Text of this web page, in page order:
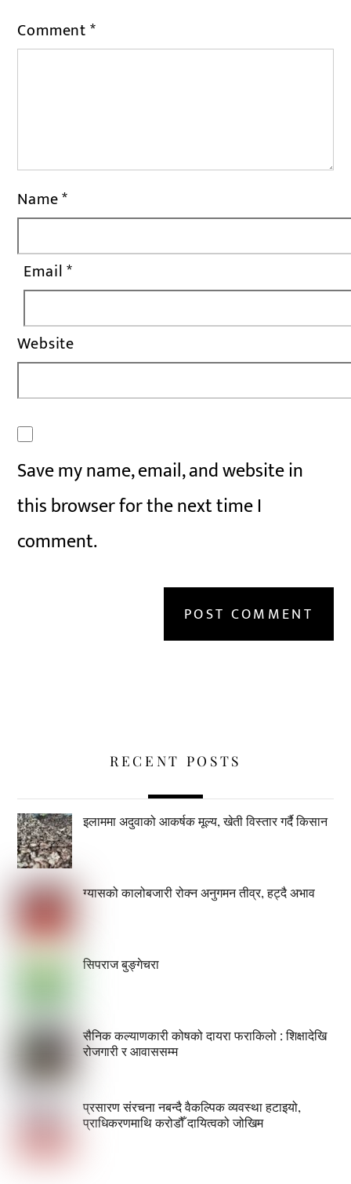
Comment*
Name*
Email*
Website
Save my name, email, and website in
this browser for the next time I
comment.
RECENT POSTS
इलाममा अदुवाको आकर्षक मूल्य, खेती विस्तार गर्दै किसान
ग्यासको कालोबजारी रोक्न अनुगमन तीव्र, हट्दै अभाव
सिपराज बुङ्गेचरा
सैनिक कल्याणकारी कोषको दायरा फराकिलो : शिक्षादेखि
रोजगारी र आवाससम्म
प्रसारण संरचना नबन्दै वैकल्पिक व्यवस्था हटाइयो,
प्राधिकरणमाथि करोडौँ दायित्वको जोखिम